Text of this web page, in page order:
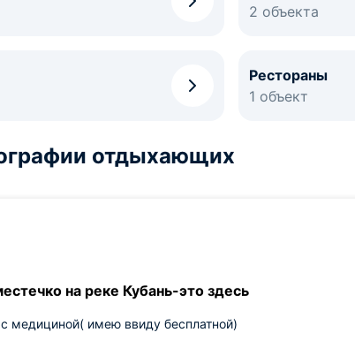
2 объекта
Рестораны
1 объект
отдыхающих
на реке Кубань-это здесь
медициной( имею ввиду бесплатной)